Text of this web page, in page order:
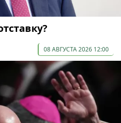
08 АВГУСТА 2026 12:00